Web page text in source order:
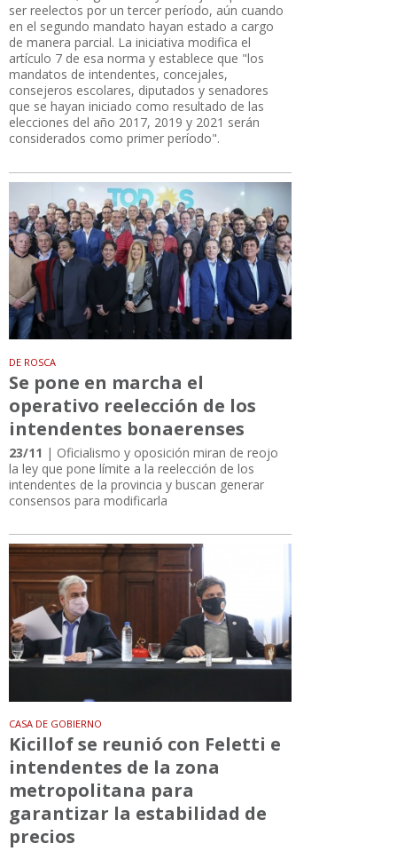
ser reelectos por un tercer período, aún cuando
en el segundo mandato hayan estado a cargo
de manera parcial. La iniciativa modifica el
artículo 7 de esa norma y establece que "los
mandatos de intendentes, concejales,
consejeros escolares, diputados y senadores
que se hayan iniciado como resultado de las
elecciones del año 2017, 2019 y 2021 serán
considerados como primer período".
DE ROSCA
Se pone en marcha el
operativo reelección de los
intendentes bonaerenses
23/11 | Oficialismo y oposición miran de reojo
la ley que pone límite a la reelección de los
intendentes de la provincia y buscan generar
consensos para modificarla
CASA DE GOBIERNO
Kicillof se reunió con Feletti e
intendentes de la zona
metropolitana para
garantizar la estabilidad de
precios